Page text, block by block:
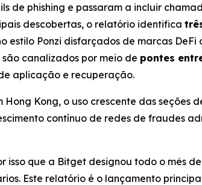
phishing e passaram a incluir
descobertas, o relatório identifica
Ponzi disfarçados de marcas DeFi
canalizados por meio de pontes
aplicação e recuperação.
Kong, o uso crescente das seções
contínuo de redes de fraudes
que a Bitget designou todo o mês
Este relatório é o lançamento